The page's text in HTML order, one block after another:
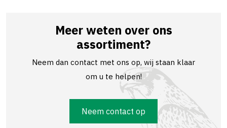
Meer weten over ons
assortiment?
Neem dan contact met ons op, wij staan klaar
om u te helpen!
Neem contact op